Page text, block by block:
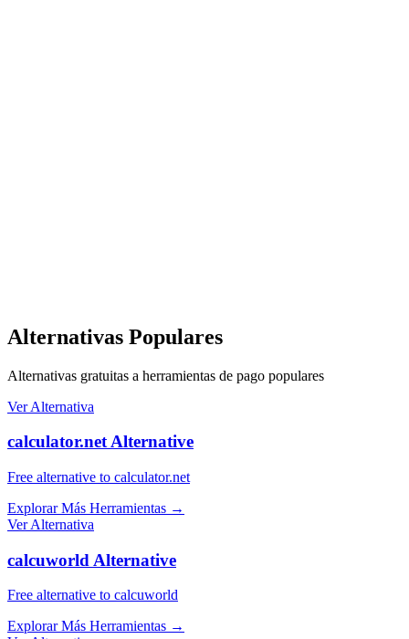
Alternativas Populares
Alternativas gratuitas a herramientas de pago populares
Ver Alternativa
calculator.net Alternative
Free alternative to calculator.net
Explorar Más Herramientas →
Ver Alternativa
calcuworld Alternative
Free alternative to calcuworld
Explorar Más Herramientas →